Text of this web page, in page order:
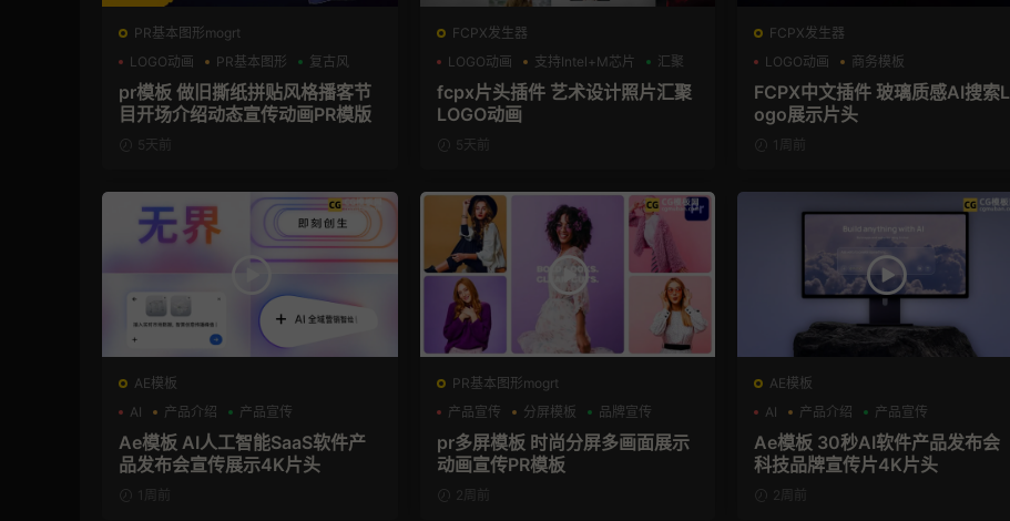
PR基本图形mogrt
LOGO动画
PR基本图形 复古风
pr模板 做旧撕纸拼贴风格播客节
目开场介绍动态宣传动画PR模版
5天前
FCPX发生器
LOGO动画
支持Intel+M芯片 汇聚
fcpx片头插件 艺术设计照片汇聚
LOGO动画
5天前
FCPX发生器
LOGO动画
商务模板
支持Intel+M芯片
FCPX中文插件 玻璃质感AI搜索L
ogo展示片头
1周前
AE模板
AI
产品介绍 产品宣传
Ae模板 AI人工智能SaaS软件产
品发布会宣传展示4K片头
1周前
PR基本图形mogrt
产品宣传
分屏模板 品牌宣传
pr多屏模板 时尚分屏多画面展示
动画宣传PR模板
2周前
AE模板
AI
产品介绍 产品宣传
Ae模板 30秒AI软件产品发布会
科技品牌宣传片4K片头
2周前